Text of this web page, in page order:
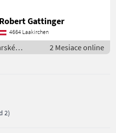
Robert Gattinger
4664 Laakirchen
a súčiastky
2 Mesiace online
2)